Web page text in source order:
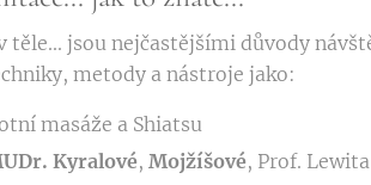
těle... jsou nejčastějšími důvody
metody a nástroje jako:
masáže a Shiatsu
Kyralové, Mojžíšové, Prof. Lewita